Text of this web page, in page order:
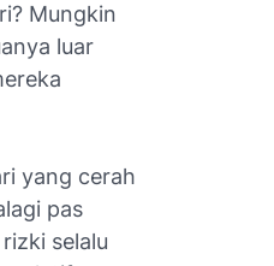
Mungkin
luar
yang cerah
pas
selalu